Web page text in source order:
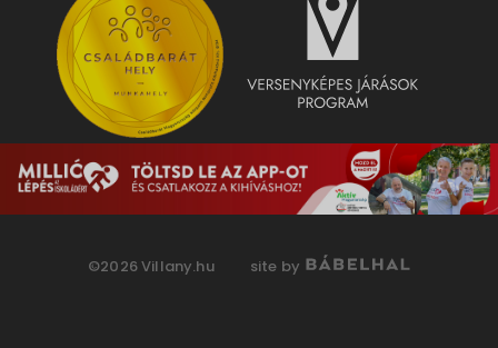
©2026 Villany.hu site by